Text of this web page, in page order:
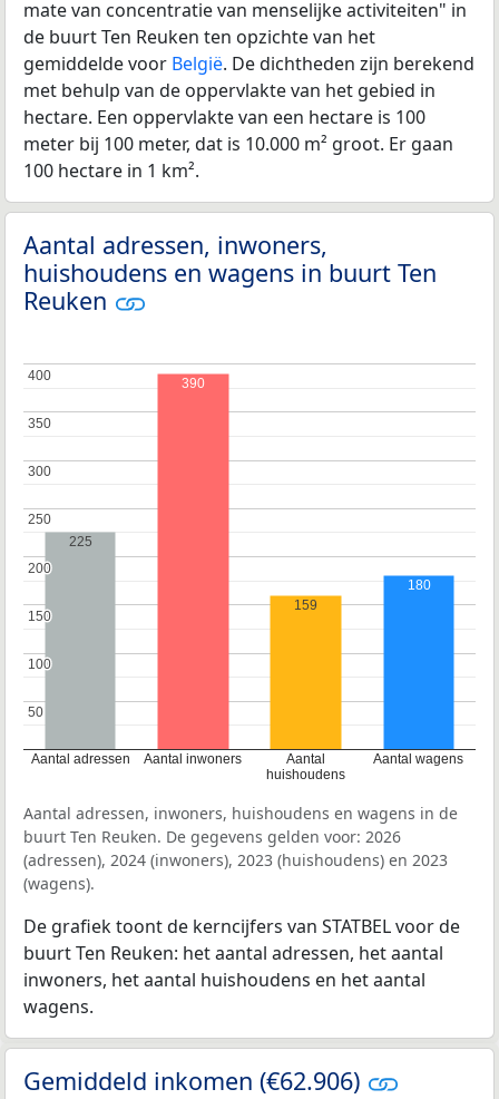
mate van concentratie van menselijke activiteiten" in
de buurt Ten Reuken ten opzichte van het
gemiddelde voor België. De dichtheden zijn berekend
met behulp van de oppervlakte van het gebied in
hectare. Een oppervlakte van een hectare is 100
meter bij 100 meter, dat is 10.000 m² groot. Er gaan
100 hectare in 1 km².
Aantal adressen, inwoners,
huishoudens en wagens in buurt Ten
Reuken
Aantal adressen Aantal inwoners
Aantal
huishoudens
Aantal wagens
50
50
100
100
150
150
200
200
250
250
300
300
350
350
400
400
225
390
159
180
Aantal adressen, inwoners, huishoudens en wagens in de
buurt Ten Reuken. De gegevens gelden voor: 2026
(adressen), 2024 (inwoners), 2023 (huishoudens) en 2023
(wagens).
De grafiek toont de kerncijfers van STATBEL voor de
buurt Ten Reuken: het aantal adressen, het aantal
inwoners, het aantal huishoudens en het aantal
wagens.
Gemiddeld inkomen (€62.906)